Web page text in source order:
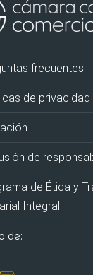
frecuentes
de privacidad
de
de Ética y
Integral
de: